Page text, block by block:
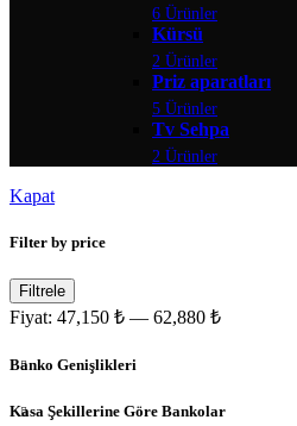
6 Ürünler
Kürsü
2 Ürünler
Priz aparatları
5 Ürünler
Tv Sehpa
2 Ürünler
Kapat
Filter by price
Filtrele
Fiyat: 47,150 ₺ — 62,880 ₺
Banko Genişlikleri
Kasa Şekillerine Göre Bankolar